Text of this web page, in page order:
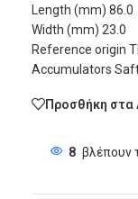
Length (mm) 86.0
Width (mm) 23.0
Reference origin
Accumulators
Προσθήκη στα
8 βλέπουν